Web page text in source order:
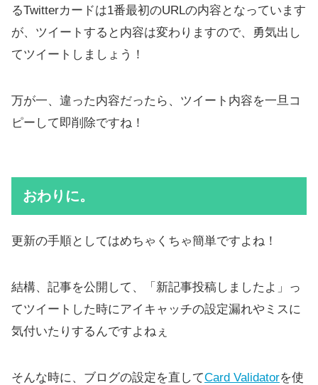
るTwitterカードは1番最初のURLの内容となっています
が、ツイートすると内容は変わりますので、勇気出し
てツイートしましょう！
万が一、違った内容だったら、ツイート内容を一旦コ
ピーして即削除ですね！
おわりに。
更新の手順としてはめちゃくちゃ簡単ですよね！
結構、記事を公開して、「新記事投稿しましたよ」っ
てツイートした時にアイキャッチの設定漏れやミスに
気付いたりするんですよねぇ
そんな時に、ブログの設定を直してCard Validatorを使